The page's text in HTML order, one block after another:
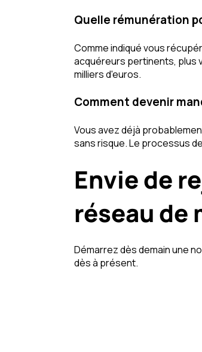
Quelle rémunération
Comme indiqué vous
acquéreurs pertinents, plus
milliers d'euros.
Comment devenir
Vous avez déjà
sans risque. Le processus
Envie de
réseau de
Démarrez dès demain une
dès à présent.